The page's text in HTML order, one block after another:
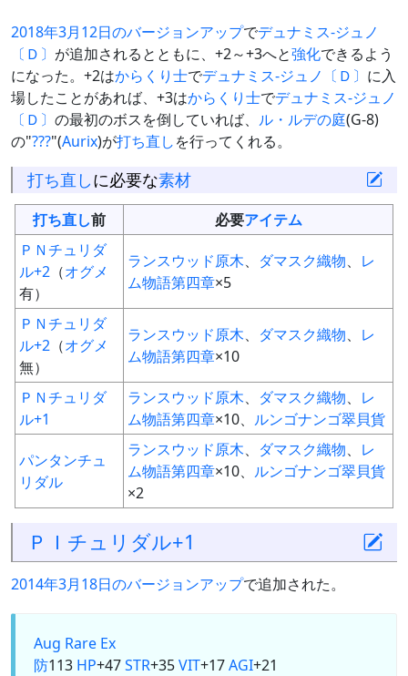
2018年3月12日のバージョンアップでデュナミス-ジュノ
〔Ｄ〕 が追加されるとともに、+2～+3へと強化できるよう
になった。+2はからくり士でデュナミス-ジュノ〔Ｄ〕 に入
場したことがあれば、+3はからくり士でデュナミス-ジュノ
〔Ｄ〕 の最初のボスを倒していれば、 ル・ルデの庭(G-8)
の"???"(Aurix)が打ち直しを行ってくれる。
打ち直しに必要な素材
打ち直し前 必要アイテム
ＰＮチュリダ
ル+2 （オグメ
有）
ランスウッド原木、 ダマスク織物、 レ
ム物語第四章×5
ＰＮチュリダ
ル+2 （オグメ
無）
ランスウッド原木、 ダマスク織物、 レ
ム物語第四章×10
ＰＮチュリダ
ル+1
ランスウッド原木、 ダマスク織物、 レ
ム物語第四章×10、 ルンゴナンゴ翠貝貨
パンタンチュ
リダル
ランスウッド原木、 ダマスク織物、 レ
ム物語第四章×10、 ルンゴナンゴ翠貝貨
×2
ＰＩチュリダル+1
2014年3月18日のバージョンアップで追加された。
Aug Rare Ex
防113 HP+47STR+35VIT+17AGI+21